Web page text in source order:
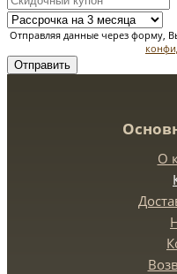
Отправляя данные через форму,
Отправить
О